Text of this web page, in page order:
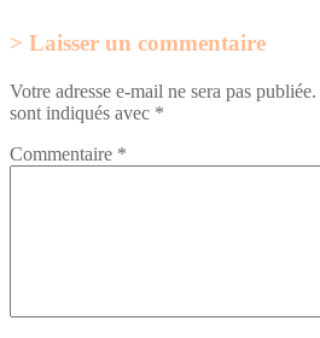
Laisser un commentaire
Votre adresse e-mail ne sera pas publiée.
sont indiqués avec *
Commentaire *